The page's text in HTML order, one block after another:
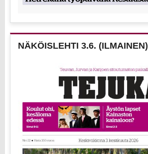
NÄKÖISLEHTI 3.6. (ILMAINEN)